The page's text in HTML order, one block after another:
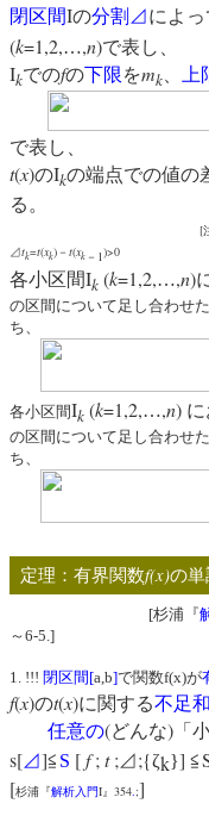
閉区間Iの分割⊿によ
(k=1,2,…,n)で表し、
Ikでのfの下限をmk 上
で表し、
t(x)のIkの端点での値の
る。
[
⊿tk=t(xk) － t(xk － 1)>0
各小区間Ik (k=1,2,…,n)
の区間について足し合わせ
ち、
各小区間Ik (k=1,2,…,n)
の区間について足し合わせ
ち、
定理：有界関数f(x)の
[杉浦『
～6-5.]
1. !!! 閉区間 [a,b]で関数f(x)が
f(x)のt(x)に関する不足和
任意の(どんな) 「
s[⊿]≦ S [f; t; ⊿;{ζk}] ≦
[杉浦『解析入門I』 354.;]